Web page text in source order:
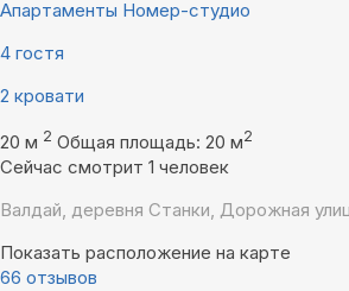
Апартаменты Номер-студио
4 гостя
2 кровати
20 м 2 Общая площадь: 20 м2
Сейчас смотрит 1 человек
Валдай, деревня Станки, Дорожная
Показать расположение на карте
66 отзывов